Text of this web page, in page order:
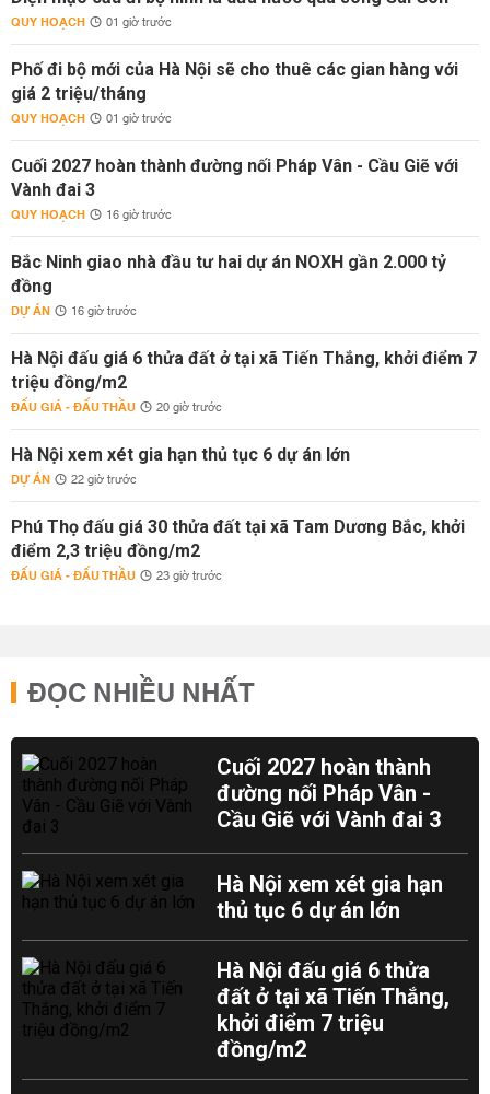
QUY HOẠCH 01 giờ trước
Phố đi bộ mới của Hà Nội sẽ cho thuê các gian hàng với
giá 2 triệu/tháng
QUY HOẠCH 01 giờ trước
Cuối 2027 hoàn thành đường nối Pháp Vân - Cầu Giẽ với
Vành đai 3
QUY HOẠCH 16 giờ trước
Bắc Ninh giao nhà đầu tư hai dự án NOXH gần 2.000 tỷ
đồng
DỰ ÁN 16 giờ trước
Hà Nội đấu giá 6 thửa đất ở tại xã Tiến Thắng, khởi điểm 7
triệu đồng/m2
ĐẤU GIÁ - ĐẤU THẦU 20 giờ trước
Hà Nội xem xét gia hạn thủ tục 6 dự án lớn
DỰ ÁN 22 giờ trước
Phú Thọ đấu giá 30 thửa đất tại xã Tam Dương Bắc, khởi
điểm 2,3 triệu đồng/m2
ĐẤU GIÁ - ĐẤU THẦU 23 giờ trước
ĐỌC NHIỀU NHẤT
Cuối 2027 hoàn thành
đường nối Pháp Vân -
Cầu Giẽ với Vành đai 3
Hà Nội xem xét gia hạn
thủ tục 6 dự án lớn
Hà Nội đấu giá 6 thửa
đất ở tại xã Tiến Thắng,
khởi điểm 7 triệu
đồng/m2